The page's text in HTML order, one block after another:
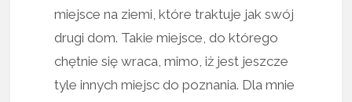
miejsce na ziemi, które traktuje jak swój
drugi dom. Takie miejsce, do którego
chętnie się wraca, mimo, iż jest jeszcze
tyle innych miejsc do poznania. Dla mnie